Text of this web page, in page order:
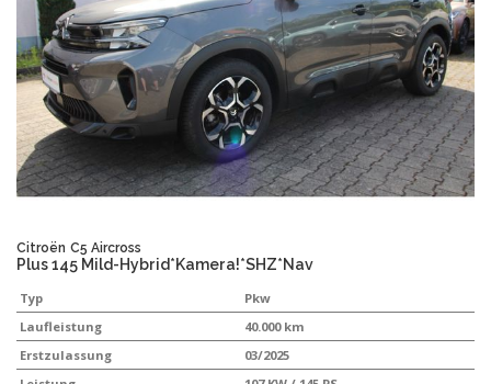
Citroën C5 Aircross
Plus 145 Mild-Hybrid*Kamera!*SHZ*Nav
Typ
Pkw
Laufleistung
40.000 km
Erstzulassung
03/2025